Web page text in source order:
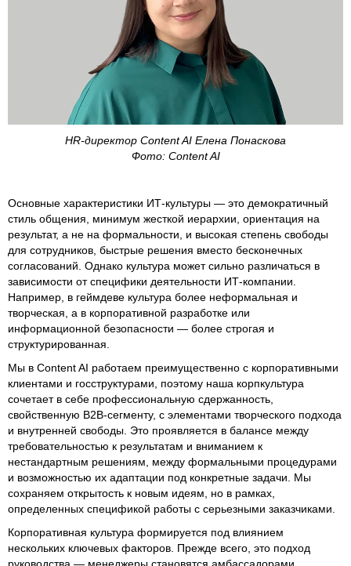
HR-директор Content AI Елена Понаскова
Фото: Content AI
Основные характеристики ИТ-культуры — это демократичный
стиль общения, минимум жесткой иерархии, ориентация на
результат, а не на формальности, и высокая степень свободы
для сотрудников, быстрые решения вместо бесконечных
согласований. Однако культура может сильно различаться в
зависимости от специфики деятельности ИТ-компании.
Например, в геймдеве культура более неформальная и
творческая, а в корпоративной разработке или
информационной безопасности — более строгая и
структурированная.
Мы в Content AI работаем преимущественно с корпоративными
клиентами и госструктурами, поэтому наша корпкультура
сочетает в себе профессиональную сдержанность,
свойственную B2B-сегменту, с элементами творческого подхода
и внутренней свободы. Это проявляется в балансе между
требовательностью к результатам и вниманием к
нестандартным решениям, между формальными процедурами
и возможностью их адаптации под конкретные задачи. Мы
сохраняем открытость к новым идеям, но в рамках,
определенных спецификой работы с серьезными заказчиками.
Корпоративная культура формируется под влиянием
нескольких ключевых факторов. Прежде всего, это подход
руководства — менеджеры становятся амбассадорами